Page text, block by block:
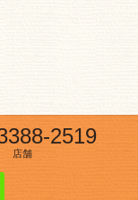
2519
店舗